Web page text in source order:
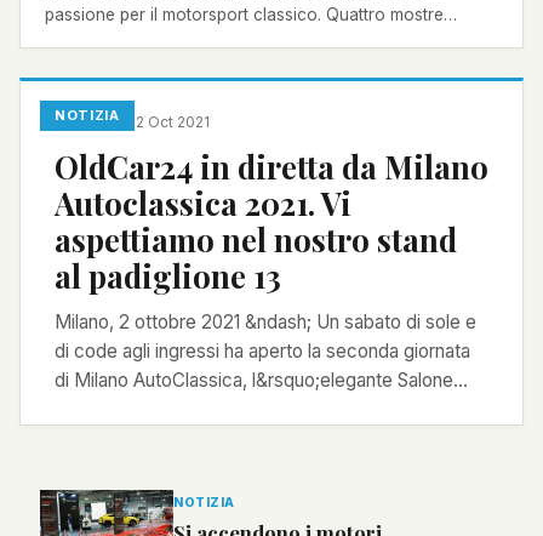
passione per il motorsport classico. Quattro mostre
NOTIZIA
Redazione 2 Oct 2021
OldCar24 in diretta da Milano
Autoclassica 2021. Vi
aspettiamo nel nostro stand
al padiglione 13
Milano, 2 ottobre 2021 &ndash; Un sabato di sole e
di code agli ingressi ha aperto la seconda giornata
di Milano AutoClassica, l&rsquo;elegante Salone
NOTIZIA